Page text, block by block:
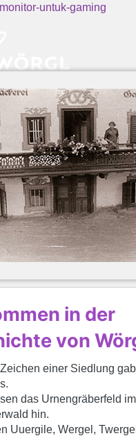
untuk-gaming
in der
von
einer Siedlung
das Urnengräberfeld
hin.
Uuergile, Wergel,